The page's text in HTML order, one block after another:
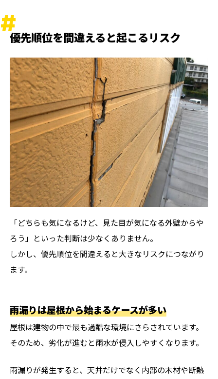
優先順位を間違えると起こるリスク
「どちらも気になるけど、見た目が気になる外壁からや
ろう」といった判断は少なくありません。
しかし、優先順位を間違えると大きなリスクにつながり
ます。
雨漏りは屋根から始まるケースが多い
屋根は建物の中で最も過酷な環境にさらされています。
そのため、劣化が進むと雨水が侵入しやすくなります。
雨漏りが発生すると、天井だけでなく内部の木材や断熱